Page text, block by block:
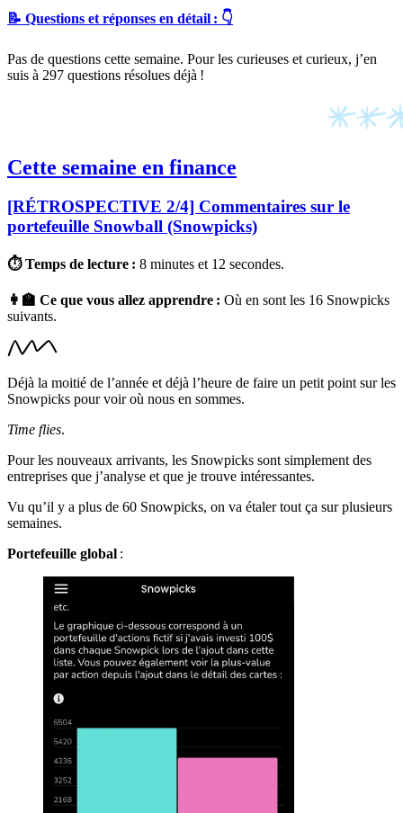
📝 Questions et réponses en détail : 👇
Pas de questions cette semaine. Pour les curieuses et curieux, j’en
suis à 297 questions résolues déjà !
Cette semaine en finance
[RÉTROSPECTIVE 2/4] Commentaires sur le
portefeuille Snowball (Snowpicks)
⏱ Temps de lecture : 8 minutes et 12 secondes.
👩‍🏫 Ce que vous allez apprendre : Où en sont les 16 Snowpicks
suivants.
Déjà la moitié de l’année et déjà l’heure de faire un petit point sur les
Snowpicks pour voir où nous en sommes.
Time flies.
Pour les nouveaux arrivants, les Snowpicks sont simplement des
entreprises que j’analyse et que je trouve intéressantes.
Vu qu’il y a plus de 60 Snowpicks, on va étaler tout ça sur plusieurs
semaines.
Portefeuille global :